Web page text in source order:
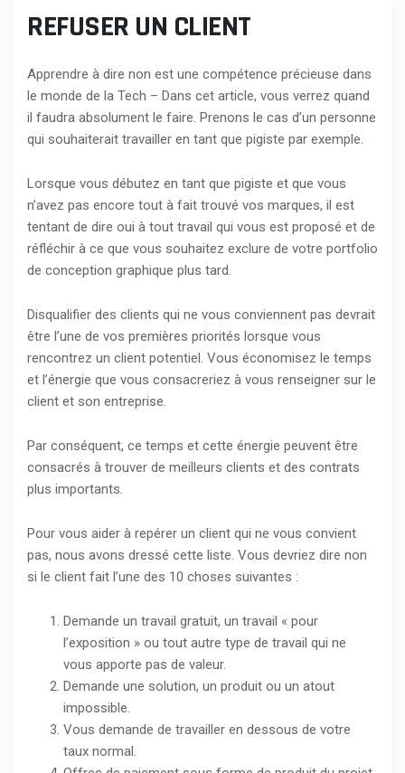
REFUSER UN CLIENT
Apprendre à dire non est une compétence précieuse dans
le monde de la Tech – Dans cet article, vous verrez quand
il faudra absolument le faire. Prenons le cas d’un personne
qui souhaiterait travailler en tant que pigiste par exemple.
Lorsque vous débutez en tant que pigiste et que vous
n’avez pas encore tout à fait trouvé vos marques, il est
tentant de dire oui à tout travail qui vous est proposé et de
réfléchir à ce que vous souhaitez exclure de votre portfolio
de conception graphique plus tard.
Disqualifier des clients qui ne vous conviennent pas devrait
être l’une de vos premières priorités lorsque vous
rencontrez un client potentiel. Vous économisez le temps
et l’énergie que vous consacreriez à vous renseigner sur le
client et son entreprise.
Par conséquent, ce temps et cette énergie peuvent être
consacrés à trouver de meilleurs clients et des contrats
plus importants.
Pour vous aider à repérer un client qui ne vous convient
pas, nous avons dressé cette liste. Vous devriez dire non
si le client fait l’une des 10 choses suivantes :
Demande un travail gratuit, un travail « pour
l’exposition » ou tout autre type de travail qui ne
vous apporte pas de valeur.
Demande une solution, un produit ou un atout
impossible.
Vous demande de travailler en dessous de votre
taux normal.